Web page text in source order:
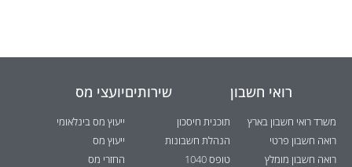
רואי חשבון
משרד רואי חשבון בארץ
רואה חשבון פרטי
רואה חשבון מומלץ
שירותים
תוכנית חיסכון
הנהלת חשבונות
טופס 1040
יועצי מס
ייעוץ מס בינלאומי
ייעוץ מס
החזרי מס